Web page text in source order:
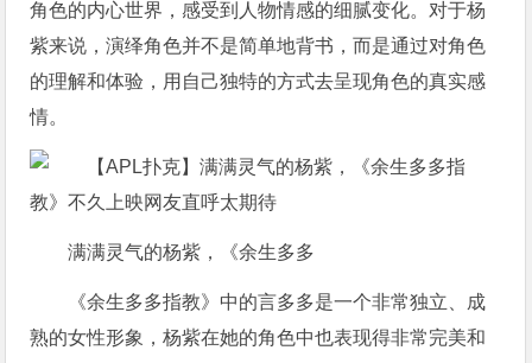
角色的内心世界，感受到人物情感的细腻变化。对于杨
紫来说，演绎角色并不是简单地背书，而是通过对角色
的理解和体验，用自己独特的方式去呈现角色的真实感
情。
满满灵气的杨紫，《余生多多
《余生多多指教》中的言多多是一个非常独立、成
熟的女性形象，杨紫在她的角色中也表现得非常完美和